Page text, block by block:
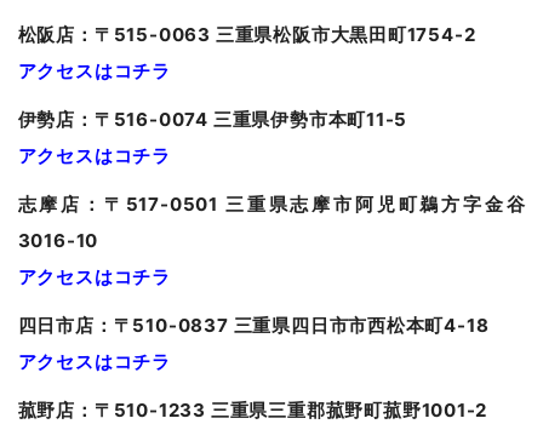
松阪店：〒515-0063 三重県松阪市大黒田町1754-2
アクセスはコチラ
伊勢店：〒516-0074 三重県伊勢市本町11-5
アクセスはコチラ
志摩店：〒517-0501 三重県志摩市阿児町鵜方字金谷
3016-10
アクセスはコチラ
四日市店：〒510-0837 三重県四日市市西松本町4-18
アクセスはコチラ
菰野店：〒510-1233 三重県三重郡菰野町菰野1001-2